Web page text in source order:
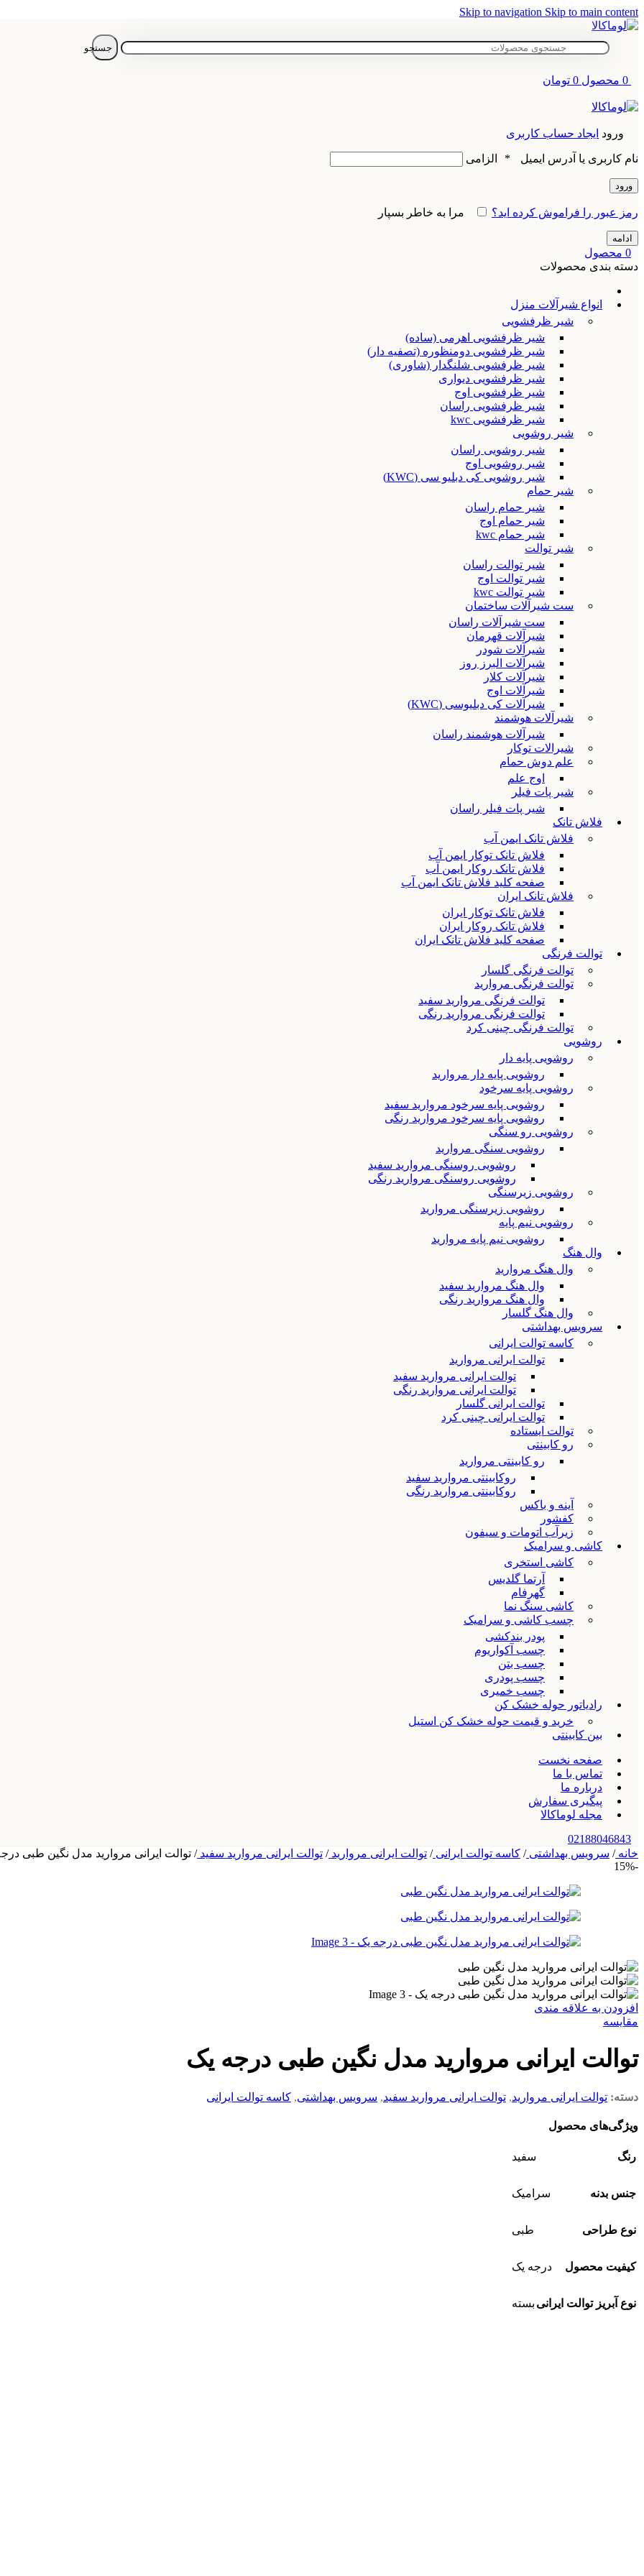
Skip to navigation Skip to main content
جستجو
0 محصول 0 تومان
ورود ایجاد حساب کاربری
نام کاربری یا آدرس ایمیل * الزامی
ورود
رمز عبور را فراموش کرده اید؟ مرا به خاطر بسپار
ادامه
0 محصول
دسته بندی محصولات
انواع شیرآلات منزل
شیر ظرفشویی
شیر ظرفشویی اهرمی (ساده)
شیر ظرفشویی دومنظوره (تصفیه دار)
شیر ظرفشویی شلنگدار (شاوری)
شیر ظرفشویی دیواری
شیر ظرفشویی اوج
شیر ظرفشویی راسان
شیر ظرفشویی kwc
شیر روشویی
شیر روشویی راسان
شیر روشویی اوج
شیر روشویی کی دبلیو سی (KWC)
شیر حمام
شیر حمام راسان
شیر حمام اوج
شیر حمام kwc
شیر توالت
شیر توالت راسان
شیر توالت اوج
شیر توالت kwc
ست شیرآلات ساختمان
ست شیرآلات راسان
شیرآلات قهرمان
شیرآلات شودر
شیرآلات البرز روز
شیرآلات کلار
شیرآلات اوج
شیرآلات کی دبلیوسی (KWC)
شیرآلات هوشمند
شیرآلات هوشمند راسان
شیرالات توکار
علم دوش حمام
اوج علم
شیر پات فیلر
شیر پات فیلر راسان
فلاش تانک
فلاش تانک ایمن آب
فلاش تانک توکار ایمن آب
فلاش تانک روکار ایمن آب
صفحه کلید فلاش تانک ایمن آب
فلاش تانک ایران
فلاش تانک توکار ایران
فلاش تانک روکار ایران
صفحه کلید فلاش تانک ایران
توالت فرنگی
توالت فرنگی گلسار
توالت فرنگی مروارید
توالت فرنگی مروارید سفید
توالت فرنگی مروارید رنگی
توالت فرنگی چینی کرد
روشویی
روشویی پایه دار
روشویی پایه دار مروارید
روشویی پایه سرخود
روشویی پایه سرخود مروارید سفید
روشویی پایه سرخود مروارید رنگی
روشویی رو سنگی
روشویی سنگی مروارید
روشویی روسنگی مروارید سفید
روشویی روسنگی مروارید رنگی
روشویی زیرسنگی
روشویی زیرسنگی مروارید
روشویی نیم پایه
روشویی نیم پایه مروارید
وال هنگ
وال هنگ مروارید
وال هنگ مروارید سفید
وال هنگ مروارید رنگی
وال هنگ گلسار
سرویس بهداشتی
کاسه توالت ایرانی
توالت ایرانی مروارید
توالت ایرانی مروارید سفید
توالت ایرانی مروارید رنگی
توالت ایرانی گلسار
توالت ایرانی چینی کرد
توالت ایستاده
رو کابینتی
رو کابینتی مروارید
روکابینتی مروارید سفید
روکابینتی مروارید رنگی
آینه و باکس
کفشور
زیرآب اتومات و سیفون
کاشی و سرامیک
کاشی استخری
آرتما گلدیس
گهرفام
کاشی سنگ نما
چسب کاشی و سرامیک
پودر بندکشی
چسب آکواریوم
چسب بتن
چسب پودری
چسب خمیری
رادیاتور حوله خشک کن
خرید و قیمت حوله خشک کن استیل
بین کابینتی
صفحه نخست
تماس با ما
درباره ما
پیگیری سفارش
مجله لوماکالا
02188046843
خانه/ سرویس بهداشتی/ کاسه توالت ایرانی/ توالت ایرانی مروارید/ توالت ایرانی مروارید سفید/ توالت ایرانی مروارید مدل نگین طبی
-15%
افزودن به علاقه مندی
مقایسه
توالت ایرانی مروارید مدل نگین طبی درجه یک
دسته: توالت ایرانی مروارید, توالت ایرانی مروارید سفید, سرویس بهداشتی, کاسه توالت ایرانی
ویژگی‌های محصول
رنگ سفید
جنس بدنه سرامیک
نوع طراحی طبی
کیفیت محصول درجه یک
نوع آبریز توالت ایرانی بسته